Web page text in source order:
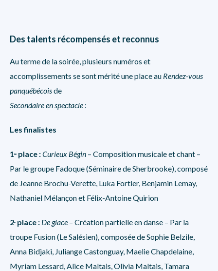
Des talents récompensés et reconnus
Au terme de la soirée, plusieurs numéros et
accomplissements se sont mérité une place au Rendez-vous
panquébécoisde
Secondaire en spectacle :
Les finalistes
1re place :Curieux Bégin – Composition musicale et chant –
Par le groupe Fadoque (Séminaire de Sherbrooke), composé
de Jeanne Brochu-Verette, Luka Fortier, Benjamin Lemay,
Nathaniel Mélançon et Félix-Antoine Quirion
2e place : De glace – Création partielle en danse – Par la
troupe Fusion (Le Salésien), composée de Sophie Belzile,
Anna Bidjaki, Juliange Castonguay, Maelie Chapdelaine,
Myriam Lessard, Alice Maltais, Olivia Maltais, Tamara